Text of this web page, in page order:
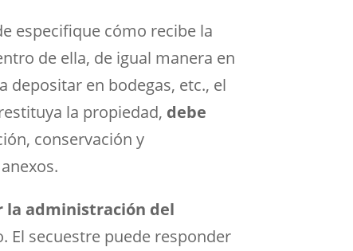
especifique cómo recibe la
de ella, de igual manera en
depositar en bodegas, etc., el
la propiedad, debe
conservación y
la administración del
El secuestre puede responder